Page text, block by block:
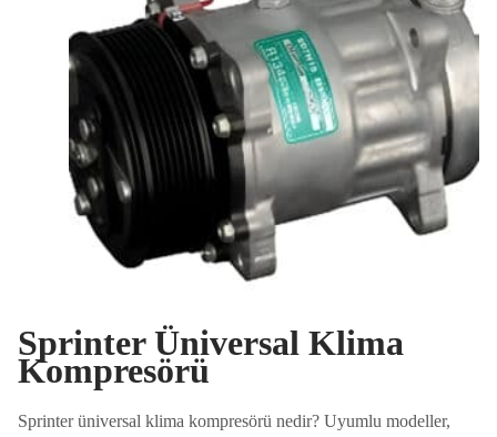
Sprinter Üniversal Klima
Kompresörü
Sprinter üniversal klima kompresörü nedir? Uyumlu modeller,